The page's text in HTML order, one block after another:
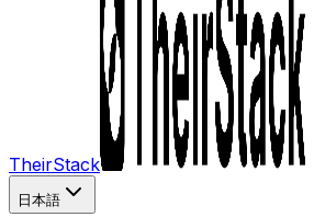
TheirStack
日本語